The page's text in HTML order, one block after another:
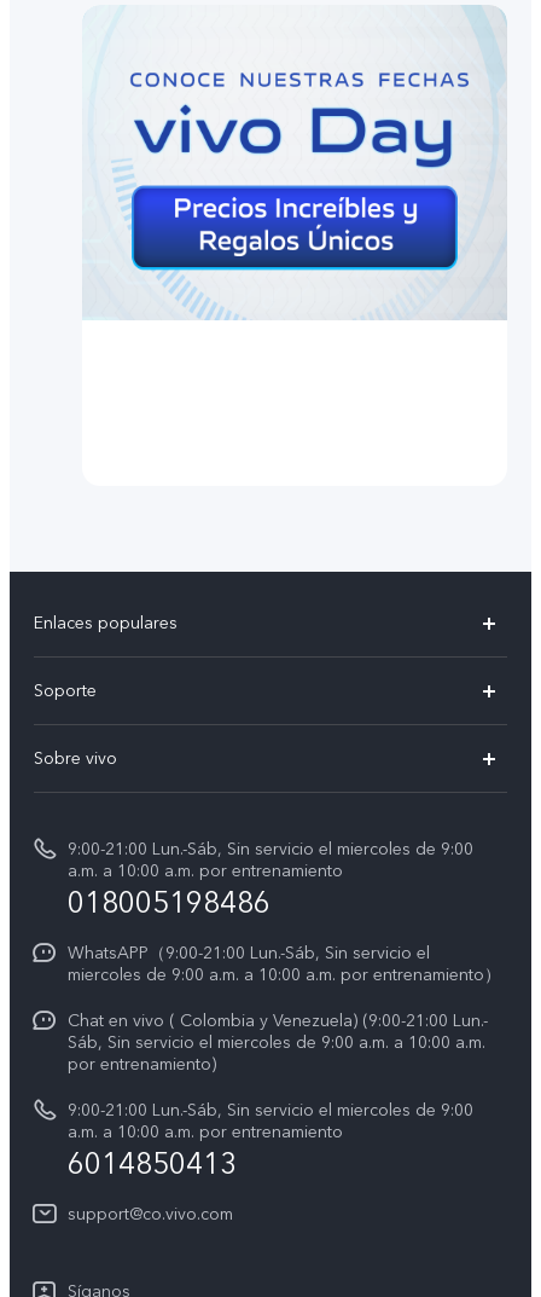
Enlaces populares
V70
V70 FE
Y11d
Soporte
Centro de servicio
Verificación de IMEI
Consulta el Precio de los Repuestos
Servicio de logística
Progreso de la reparación
Sobre vivo
Noticias
Empleos en vivo
Avisos legales
Sostenibilidad
Centro de privacidad de vivo
Accesibilidad
9:00-21:00 Lun.-Sáb, Sin servicio el miercoles de 9:00
a.m. a 10:00 a.m. por entrenamiento
018005198486
WhatsAPP（9:00-21:00 Lun.-Sáb, Sin servicio el
miercoles de 9:00 a.m. a 10:00 a.m. por entrenamiento）
Chat en vivo ( Colombia y Venezuela) (9:00-21:00 Lun.-
Sáb, Sin servicio el miercoles de 9:00 a.m. a 10:00 a.m.
por entrenamiento)
9:00-21:00 Lun.-Sáb, Sin servicio el miercoles de 9:00
a.m. a 10:00 a.m. por entrenamiento
6014850413
support@co.vivo.com
Síganos